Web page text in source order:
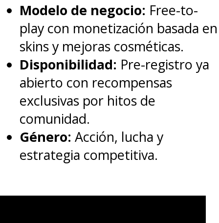
Destino), Aldis Hodge como
"Hawkman", Noah Centineo
como "Atom Smasher" y
Quintessa Swindell como
"Cyclone".
"Black Adam" ha sido un
enemigo de la Familia
Marvel/Familia Shazam por
aunque él no se defina como
Modelo de negocio: Free-to-
play con monetización basada en
skins y mejoras cosméticas.
Disponibilidad: Pre-registro ya
abierto con recompensas
exclusivas por hitos de
comunidad.
Género: Acción, lucha y
estrategia competitiva.